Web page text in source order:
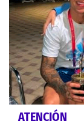
ATENCIÓN